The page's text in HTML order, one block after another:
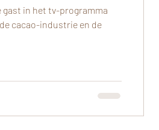
gast in het tv-programma
cacao-industrie en de